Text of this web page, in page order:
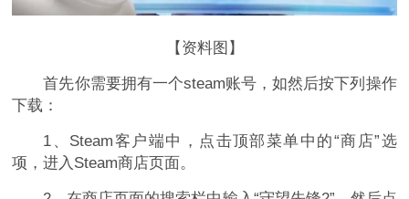
【资料图】
首先你需要拥有一个steam账号，如然后按下列操作
下载：
1、Steam客户端中，点击顶部菜单中的“商店”选
项，进入Steam商店页面。